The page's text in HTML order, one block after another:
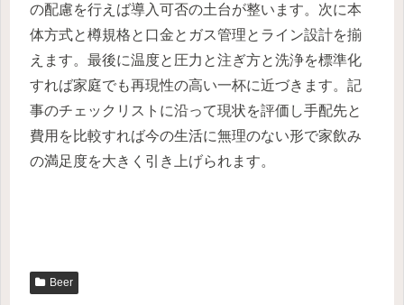
の配慮を行えば導入可否の土台が整います。次に本
体方式と樽規格と口金とガス管理とライン設計を揃
えます。最後に温度と圧力と注ぎ方と洗浄を標準化
すれば家庭でも再現性の高い一杯に近づきます。記
事のチェックリストに沿って現状を評価し手配先と
費用を比較すれば今の生活に無理のない形で家飲み
の満足度を大きく引き上げられます。
Beer